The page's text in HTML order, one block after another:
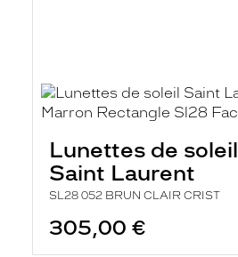
Lunettes de soleil
Saint Laurent
SL28 052 BRUN CLAIR CRIST
305,00 €